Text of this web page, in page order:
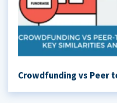
Crowdfunding vs Peer